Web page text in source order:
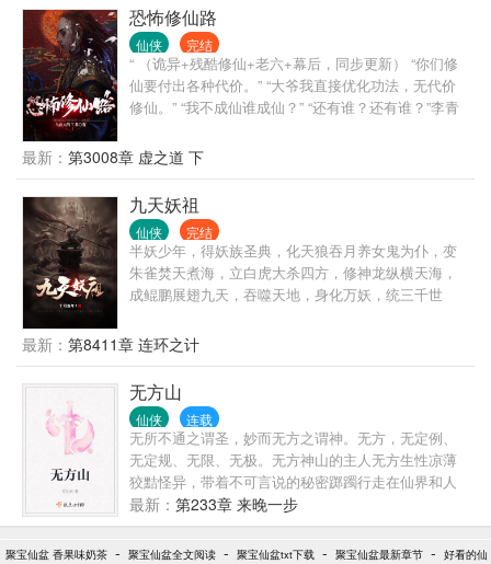
恐怖修仙路
仙侠 完结
“ （诡异+残酷修仙+老六+幕后，同步更新） “你们修
仙要付出各种代价。” “大爷我直接优化功法，无代价
修仙。” “我不成仙谁成仙？” “还有谁？还有谁？”李青
至。 无尽怪异降临，掀起无边杀戮。 人间红尘，道、
佛、儒、妖、魔、鬼、诸子百家纵横。 仙道在人间，
异世而来的李青看到的却是仙路之下亿万白骨和绝
望。 “他们是仙？是魔？是佛？是儒？是鬼？是妖？是
诸子百家？”李青瞠目结舌。 眼前的雕像隐约间浮现了
一个无限恐怖的怪异存在于冥冥之地。 “这到底是修
仙，还是修成怪异？”心中冰凉的李青看着满天恐怖怪
异。
最新： 第3008章 虚之道 下
九天妖祖
仙侠 完结
半妖少年，得妖族圣典，化天狼吞月养女鬼为仆，变
朱雀焚天煮海，立白虎大杀四方，修神龙纵横天海，
成鲲鹏展翅九天，吞噬天地，身化万妖，统三千世
下权，醉卧美人膝！千万字经验老作者执笔，以两本
畅销玄幻大作练笔打磨沉淀的玄幻恢宏之作，燃爆你
的青春热血 是妖魔更可怕还是人心？ 当弱小成为原
罪，当公正被扭曲，当无人为正义而论，修我妖魔
剑，杀出乾朗天！ 你可以善良，但是必须带有自己的
锋芒！ 当无人为正义而论，若无人愿意为公义而言，
那么，我愿成妖为魔杀出朗朗乾坤，左胸这颗纠结万
分的心脏，如果不慎被污染，不慎被摆布，那么在一
切到来之前，这颗肮脏、下贱、动摇的灵魂，我不要
也罢！这一世，我为妖魔，自掌乾坤！
最新： 第8411章 连环之计
无方山
仙侠 连载
无所不通之谓圣，妙而无方之谓神。无方，无定例、
无定规、无限、无极。无方神山的主人无方生性凉薄
狡黠怪异，带着不可言说的秘密踯躅行走在仙界和人
间，一举一动一言一行，风生水起、仙人侧目！他是
唯一没有命簿的仙，拥有无法无天、变幻莫测的未
来！
最新： 第233章 来晚一步
聚宝仙盆 香果味奶茶 - 聚宝仙盆全文阅读 - 聚宝仙盆txt下载 - 聚宝仙盆最新章节 - 好看的仙